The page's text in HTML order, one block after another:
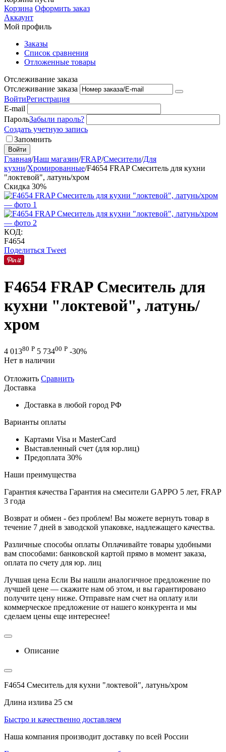
Корзина Оформить заказ
Аккаунт
Мой профиль
Заказы
Список сравнения
Отложенные товары
Отслеживание заказа
Отслеживание заказа
ВойтиРегистрация
E-mail
ПарольЗабыли пароль?
Создать учетную запись
Запомнить
Войти
Главная/Наш магазин/FRAP/Смесители/Для
кухни/Хромированные/F4654 FRAP Смеситель для кухни
"локтевой", латунь/хром
Скидка 30%
КОД:
F4654
Поделиться Tweet
F4654 FRAP Смеситель для
кухни "локтевой", латунь/
хром
4 01380 Р 5 73400 Р -30%
Нет в наличии
Отложить Сравнить
Доставка
Доставка в любой город РФ
Варианты оплаты
Картами Visa и MasterCard
Выставленный счет (для юр.лиц)
Предоплата 30%
Наши преимущества
Гарантия качества Гарантия на смесители GAPPO 5 лет, FRAP
3 года
Возврат и обмен - без проблем! Вы можете вернуть товар в
течение 7 дней в заводской упаковке, надлежащего качества.
Различные способы оплаты Оплачивайте товары удобными
вам способами: банковской картой прямо в момент заказа,
оплата по счету для юр. лиц
Лучшая цена Если Вы нашли аналогичное предложение по
лучшей цене — скажите нам об этом, и вы гарантировано
получите цену ниже. Отправьте нам счет на оплату или
коммерческое предложение от нашего конкурента и мы
сделаем цены еще интереснее!
Описание
F4654 Смеситель для кухни "локтевой", латунь/хром
Длина излива 25 см
Быстро и качественно доставляем
Наша компания производит доставку по всей России